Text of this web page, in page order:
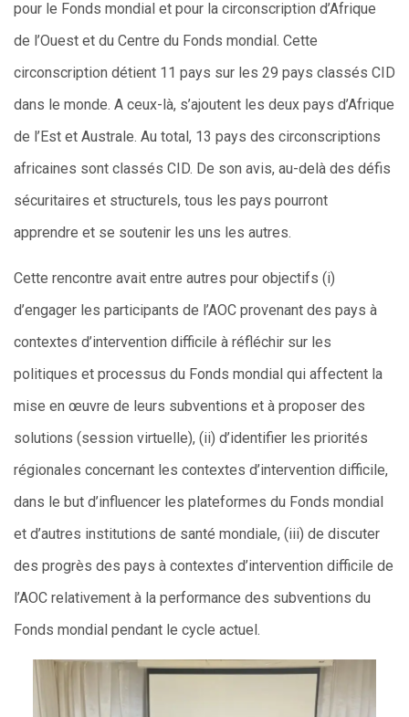
pour le Fonds mondial et pour la circonscription d’Afrique
de l’Ouest et du Centre du Fonds mondial. Cette
circonscription détient 11 pays sur les 29 pays classés CID
dans le monde. A ceux-là, s’ajoutent les deux pays d’Afrique
de l’Est et Australe. Au total, 13 pays des circonscriptions
africaines sont classés CID. De son avis, au-delà des défis
sécuritaires et structurels, tous les pays pourront
apprendre et se soutenir les uns les autres.
Cette rencontre avait entre autres pour objectifs (i)
d’engager les participants de l’AOC provenant des pays à
contextes d’intervention difficile à réfléchir sur les
politiques et processus du Fonds mondial qui affectent la
mise en œuvre de leurs subventions et à proposer des
solutions (session virtuelle), (ii) d’identifier les priorités
régionales concernant les contextes d’intervention difficile,
dans le but d’influencer les plateformes du Fonds mondial
et d’autres institutions de santé mondiale, (iii) de discuter
des progrès des pays à contextes d’intervention difficile de
l’AOC relativement à la performance des subventions du
Fonds mondial pendant le cycle actuel.